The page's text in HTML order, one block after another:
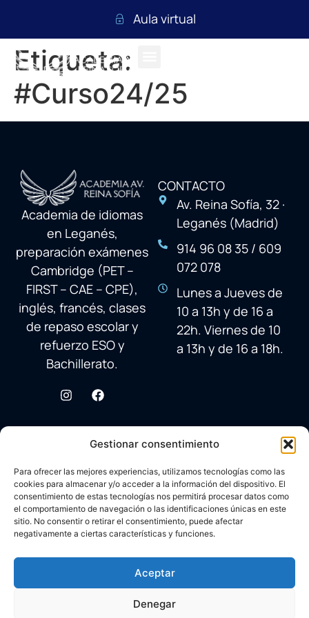
Gestionar consentimiento
Para ofrecer las mejores experiencias, utilizamos tecnologías como las
cookies para almacenar y/o acceder a la información del dispositivo. El
consentimiento de estas tecnologías nos permitirá procesar datos como
el comportamiento de navegación o las identificaciones únicas en este
sitio. No consentir o retirar el consentimiento, puede afectar
negativamente a ciertas características y funciones.
Aceptar
Denegar
Aula virtual
Etiqueta:
#Curso24/25
Academia de idiomas
en Leganés,
preparación exámenes
Cambridge (PET –
FIRST – CAE – CPE),
inglés, francés, clases
de repaso escolar y
refuerzo ESO y
Bachillerato.
CONTACTO
Av. Reina Sofía, 32 ·
Leganés (Madrid)
914 96 08 35 / 609
072 078
Lunes a Jueves de
10 a 13h y de 16 a
22h. Viernes de 10
a 13h y de 16 a 18h.
Carlos Corral
Brandy&Co